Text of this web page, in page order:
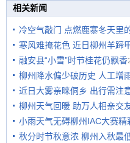
相关新闻
冷空气敲门 点燃鹿寨冬天里
寒风难掩花色 近日柳州羊蹄
融安县“小雪”时节桂花仍飘香
柳州降水偏少破历史 人工增
近日大雾亲睐侗乡 出行需注
柳州天气回暖 助万人相亲交
小雨天气无碍柳州IAC大赛精
秋分时节秋意浓 柳州入秋最